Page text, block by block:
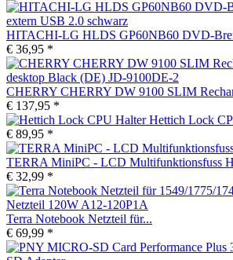
HITACHI-LG HLDS GP60NB60 DVD-
€ 36,95 *
CHERRY CHERRY DW 9100 SLIM
€ 137,95 *
Hettich Lock
€ 89,95 *
TERRA MiniPC - LCD Multifunktionsfuss
€ 32,99 *
Terra Notebook Netzteil für...
€ 69,99 *